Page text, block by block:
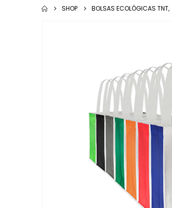
SHOP BOLSAS ECOLÓGICAS TNT,